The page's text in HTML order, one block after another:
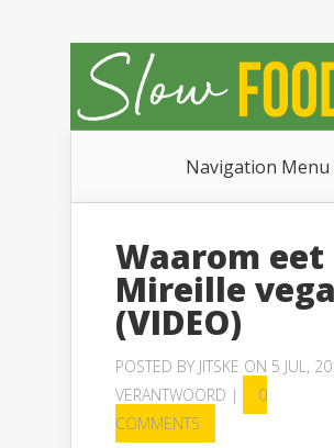
Navigation Menu
Waarom eet
Mireille
(VIDEO)
POSTED BY JITSKE ON 5 JUL,
VERANTWOORD |
0
COMMENTS